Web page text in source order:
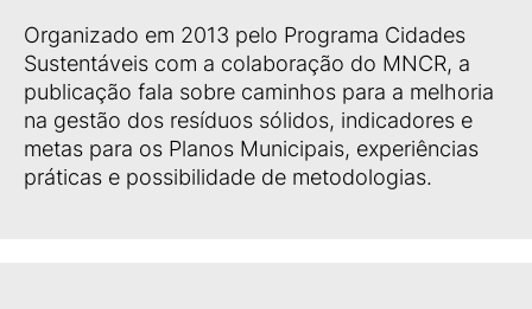
Organizado em 2013 pelo Programa Cidades
Sustentáveis com a colaboração do MNCR, a
publicação fala sobre caminhos para a melhoria
na gestão dos resíduos sólidos, indicadores e
metas para os Planos Municipais, experiências
práticas e possibilidade de metodologias.